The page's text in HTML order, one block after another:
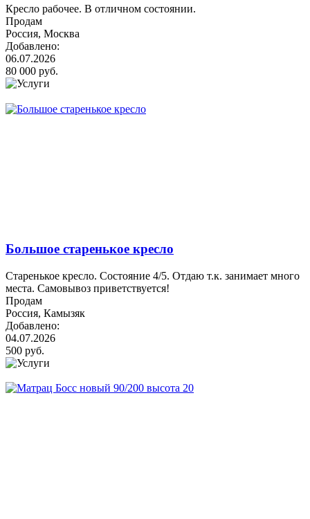
Кресло рабочее. В отличном состоянии.
Продам
Россия, Москва
Добавлено:
06.07.2026
80 000 руб.
Большое старенькое кресло
Старенькое кресло. Состояние 4/5. Отдаю т.к. занимает много
места. Самовывоз приветствуется!
Продам
Россия, Камызяк
Добавлено:
04.07.2026
500 руб.